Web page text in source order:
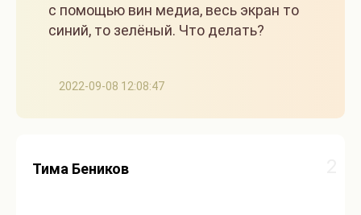
2022-09-08 12:08:47
с помощью вин медиа, весь экран то
синий, то зелёный. Что делать?
Тима Беников